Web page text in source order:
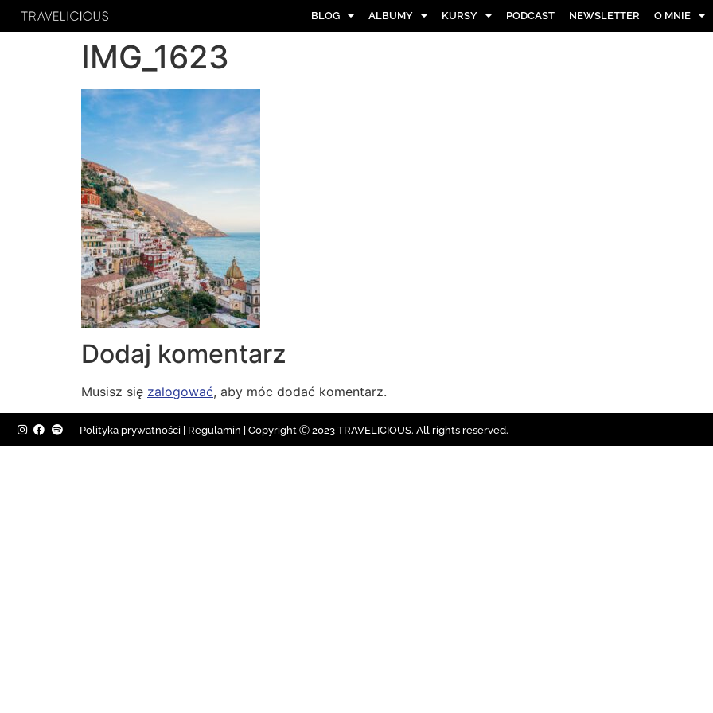
BLOG ALBUMY KURSY PODCAST NEWSLETTER O MNIE
IMG_1623
Dodaj komentarz
Musisz się zalogować, aby móc dodać komentarz.
Polityka prywatności Regulamin | Copyright Ⓒ 2023 TRAVELICIOUS. All rights reserved.